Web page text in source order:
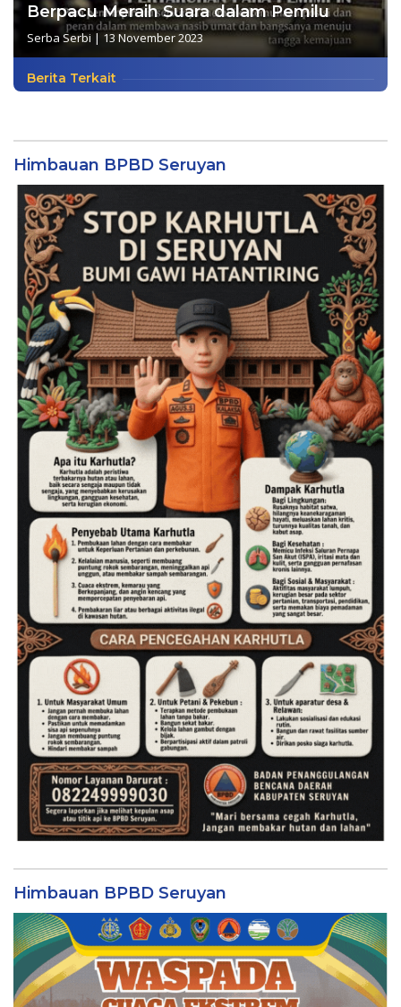
Berpacu Meraih Suara dalam Pemilu
Serba Serbi | 13 November 2023
Berita Terkait
Himbauan BPBD Seruyan
Himbauan BPBD Seruyan